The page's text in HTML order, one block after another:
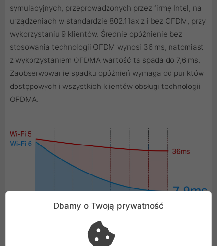
symulacyjnych, przeprowadzonych przez firmę Intel, na
urządzeniach w standardzie 802.11ax z i bez OFDM, przy
wykorzystaniu 9 klientów. Średnie opóźnienie bez
stosowania technologii OFDM wynosi 36 ms, natomiast
z wykorzystaniem OFDMA wartość ta spada do 7,6 ms.
Zaobserwowanie spadku opóźnień wymaga od punktów
dostępowych i wszystkich klientów obsługi technologii
OFDMA.
Dbamy o Twoją prywatność